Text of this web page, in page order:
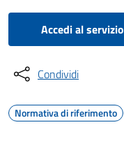
Accedi al servizio
Condividi
Normativa di riferimento